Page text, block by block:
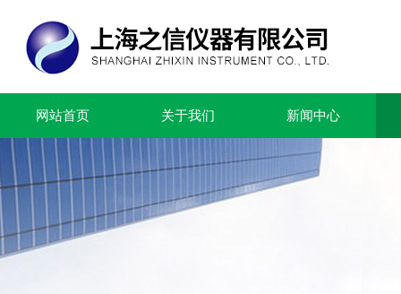
网站首页 关于我们 新闻中心